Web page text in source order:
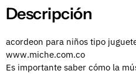
Descripción
acordeon para niños tipo
www.miche.com.co
Es importante saber cómo la